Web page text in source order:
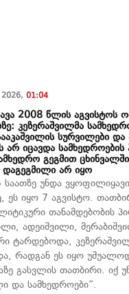
01:04
2008 წლის აგვისტოს
კეზერაშვილმა
სურვილები
არ იცავდა სამხედროების
გეგმით
არ იყო
უნდა
ეს იყო 7 აგვისტო.
თანამდებობის
ადეიშვილი,
ტარდებოდა,
რადგან ეს იყო
გასვლის თათბირი. იქ
და სამხედროები“.